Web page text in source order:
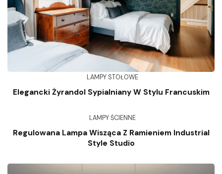
LAMPY STOŁOWE
Elegancki Żyrandol Sypialniany W Stylu Francuskim
LAMPY ŚCIENNE
Regulowana Lampa Wisząca Z Ramieniem Industrial
Style Studio